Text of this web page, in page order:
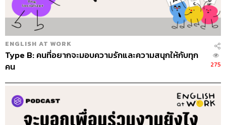
ENGLISH AT WORK
Type B: คนที่อยากจะมอบความรักและความสนุกให้กับทุก
คน
275